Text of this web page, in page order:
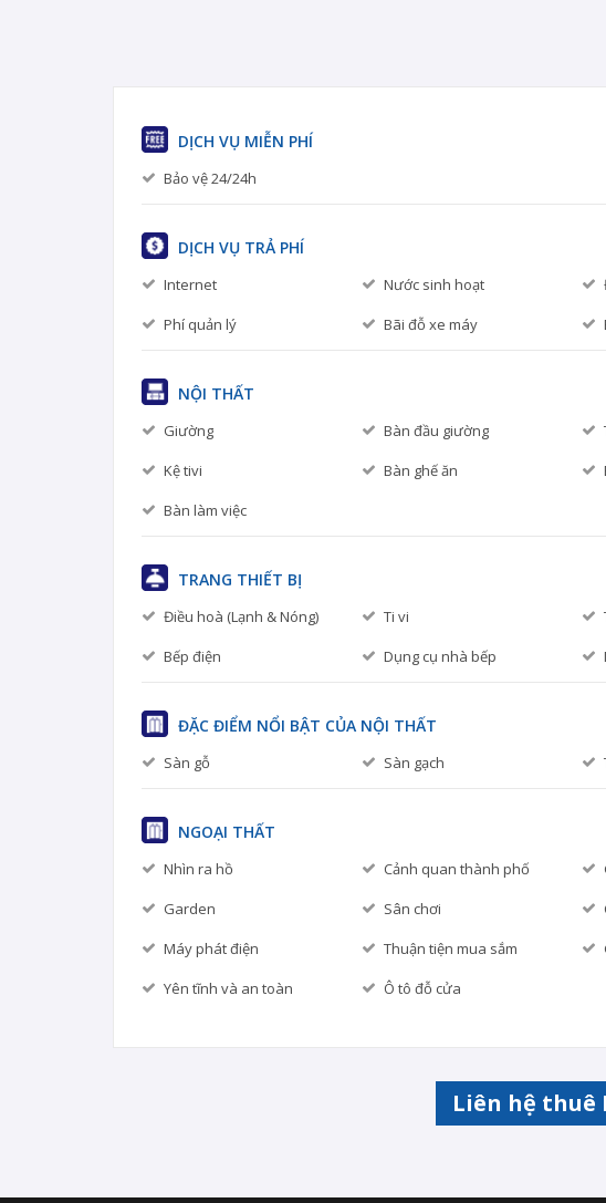
DỊCH VỤ MIỄN PHÍ
Bảo vệ 24/24h
DỊCH VỤ TRẢ PHÍ
Internet Nước sinh hoạt
Phí quản lý
Bãi đỗ xe máy
NỘI THẤT
Giường Bàn đầu giường
Kệ tivi
Bàn ghế ăn
Bàn làm việc
TRANG THIẾT BỊ
Điều hoà (Lạnh & Nóng) Ti vi
Bếp điện
Dụng cụ nhà bếp
ĐẶC ĐIỂM NỔI BẬT CỦA NỘI THẤT
Sàn gỗ Sàn gạch
NGOẠI THẤT
Nhìn ra hồ Cảnh quan thành phố
Garden
Sân chơi
Máy phát điện
Thuận tiện mua sắm
Yên tĩnh và an toàn
Ô tô đỗ cửa
Liên hệ thuê